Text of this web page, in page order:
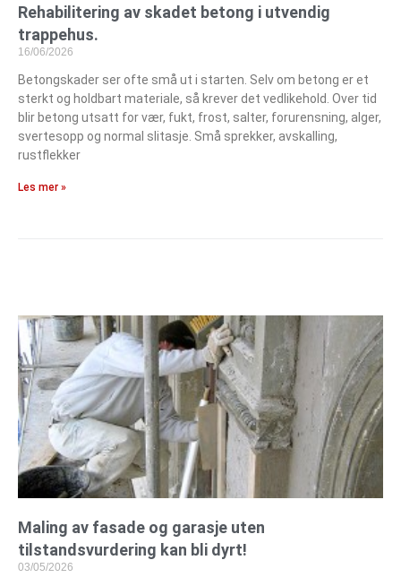
Rehabilitering av skadet betong i utvendig
trappehus.
16/06/2026
Betongskader ser ofte små ut i starten. Selv om betong er et
sterkt og holdbart materiale, så krever det vedlikehold. Over tid
blir betong utsatt for vær, fukt, frost, salter, forurensning, alger,
svertesopp og normal slitasje. Små sprekker, avskalling,
rustflekker
Les mer »
Maling av fasade og garasje uten
tilstandsvurdering kan bli dyrt!
03/05/2026